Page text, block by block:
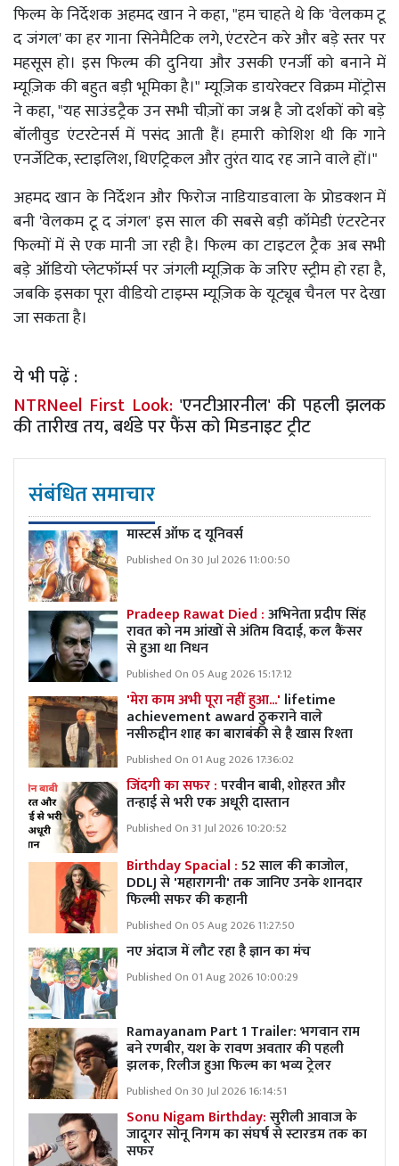
फिल्म के निर्देशक अहमद खान ने कहा, "हम चाहते थे कि 'वेलकम टू
द जंगल' का हर गाना सिनेमैटिक लगे, एंटरटेन करे और बड़े स्तर पर
महसूस हो। इस फिल्म की दुनिया और उसकी एनर्जी को बनाने में
म्यूज़िक की बहुत बड़ी भूमिका है।" म्यूज़िक डायरेक्टर विक्रम मोंट्रोस
ने कहा, "यह साउंडट्रैक उन सभी चीज़ों का जश्न है जो दर्शकों को बड़े
बॉलीवुड एंटरटेनर्स में पसंद आती हैं। हमारी कोशिश थी कि गाने
एनर्जेटिक, स्टाइलिश, थिएट्रिकल और तुरंत याद रह जाने वाले हों।"
अहमद खान के निर्देशन और फिरोज नाडियाडवाला के प्रोडक्शन में
बनी 'वेलकम टू द जंगल' इस साल की सबसे बड़ी कॉमेडी एंटरटेनर
फिल्मों में से एक मानी जा रही है। फिल्म का टाइटल ट्रैक अब सभी
बड़े ऑडियो प्लेटफॉर्म्स पर जंगली म्यूज़िक के जरिए स्ट्रीम हो रहा है,
जबकि इसका पूरा वीडियो टाइम्स म्यूज़िक के यूट्यूब चैनल पर देखा
जा सकता है।
ये भी पढ़ें :
NTRNeel First Look: 'एनटीआरनील' की पहली झलक
की तारीख तय, बर्थडे पर फैंस को मिडनाइट ट्रीट
संबंधित समाचार
मास्टर्स ऑफ द यूनिवर्स
Published On 30 Jul 2026 11:00:50
Pradeep Rawat Died :अभिनेता प्रदीप सिंह
रावत को नम आंखों से अंतिम विदाई, कल कैंसर
से हुआ था निधन
Published On 05 Aug 2026 15:17:12
'मेरा काम अभी पूरा नहीं हुआ...' lifetime
achievement award ठुकराने वाले
नसीरुद्दीन शाह का बाराबंकी से है खास रिश्ता
Published On 01 Aug 2026 17:36:02
जिंदगी का सफर :परवीन बाबी, शोहरत और
तन्हाई से भरी एक अधूरी दास्तान
Published On 31 Jul 2026 10:20:52
Birthday Spacial :52 साल की काजोल,
DDLJ से 'महारागनी' तक जानिए उनके शानदार
फिल्मी सफर की कहानी
Published On 05 Aug 2026 11:27:50
नए अंदाज में लौट रहा है ज्ञान का मंच
Published On 01 Aug 2026 10:00:29
Ramayanam Part 1 Trailer: भगवान राम
बने रणबीर, यश के रावण अवतार की पहली
झलक, रिलीज हुआ फिल्म का भव्य ट्रेलर
Published On 30 Jul 2026 16:14:51
Sonu Nigam Birthday:सुरीली आवाज के
जादूगर सोनू निगम का संघर्ष से स्टारडम तक का
सफर